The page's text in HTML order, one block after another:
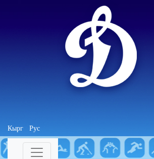
Кырг Рус